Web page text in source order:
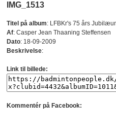
IMG_1513
Titel på album: LFBKr's 75 års
Af: Casper Jean Thaaning Steffensen
Dato: 18-09-2009
Beskrivelse:
Link til billede:
Kommentér på Facebook: